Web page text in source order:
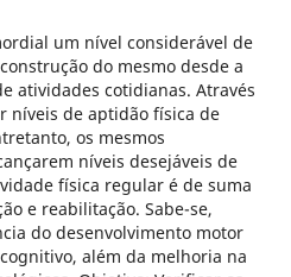
um nível considerável de
do mesmo desde a
atividades cotidianas. Através
níveis de aptidão física de
os mesmos
níveis desejáveis de
física regular é de suma
e reabilitação. Sabe-se,
do desenvolvimento motor
além da melhoria na